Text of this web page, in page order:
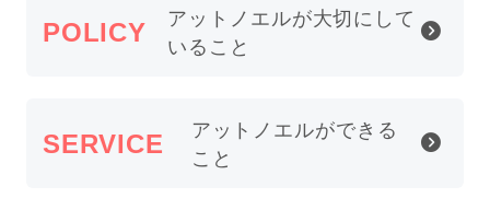
POLICY アットノエルが大切にして
いること
SERVICE アットノエルができる
こと